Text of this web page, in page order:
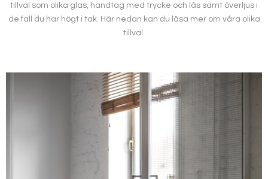
tillval som olika glas, handtag med trycke och lås samt överljus i
de fall du har högt i tak. Här nedan kan du läsa mer om våra olika
tillval.